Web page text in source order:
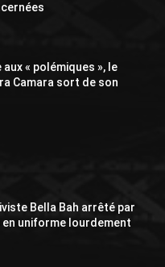
aux « polémiques », le
Camara sort de son
Bella Bah arrêté par
en uniforme lourdement